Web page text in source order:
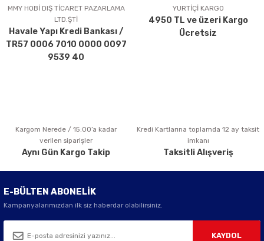
Ürün açıklamasında eksik bilgiler bulunuyor.
Ürün bilgilerinde hatalar bulunuyor.
Ürün fiyatı diğer sitelerden daha pahalı.
Bu ürüne benzer farklı alternatifler olmalı.
Gönder
MMY HOBİ DIŞ TİCARET PAZARLAMA
LTD.ŞTİ
Havale Yapı Kredi Bankası /
TR57 0006 7010 0000 0097
9539 40
YURTİÇİ KARGO
4950 TL ve üzeri Kargo
Ücretsiz
Kargom Nerede / 15:00’a kadar
verilen siparişler
Aynı Gün Kargo Takip
Kredi Kartlarına toplamda 12 ay taksit
imkanı
Taksitli Alışveriş
E-BÜLTEN ABONELİK
Kampanyalarımızdan ilk siz haberdar olabilirsiniz.
KAYDOL